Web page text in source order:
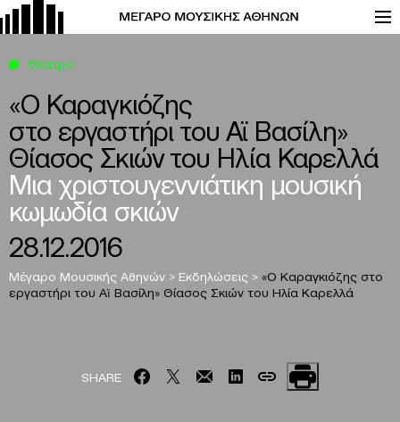
«Ο Καραγκιόζης
στο εργαστήρι του Αϊ Βασίλη»
Θίασος Σκιών του Ηλία Καρελλά
Μια χριστουγεννιάτικη μουσική
κωμωδία σκιών
28.12.2016
Μέγαρο Μουσικής Αθηνών > Εκδηλώσεις > «Ο Καραγκιόζης στο
εργαστήρι του Αϊ Βασίλη» Θίασος Σκιών του Ηλία Καρελλά
Θέατρο
SHARE